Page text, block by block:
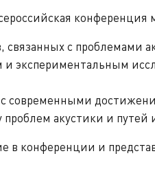
с проблемами
экспериментальным
современными
акустики и путей
в конференции и